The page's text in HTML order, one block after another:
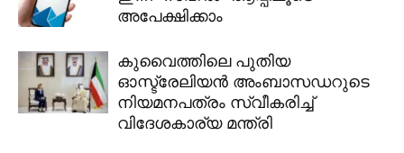
അപേക്ഷിക്കാം
കുവൈത്തിലെ പുതിയ
ഓസ്ട്രേലിയൻ അംബാസഡറുടെ
നിയമനപത്രം സ്വീകരിച്ച്
വിദേശകാര്യ മന്ത്രി